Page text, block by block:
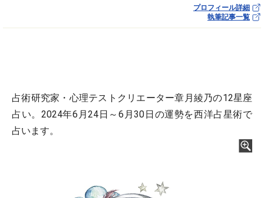
プロフィール詳細
執筆記事一覧
占術研究家・心理テストクリエーター章月綾乃の12星座
占い。2024年6月24日～6月30日の運勢を西洋占星術で
占います。